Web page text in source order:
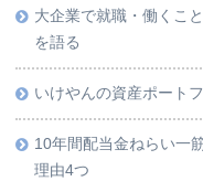
大企業で就職・働くこ
を語る
いけやんの資産ポート
10年間配当金ねらい一
理由4つ